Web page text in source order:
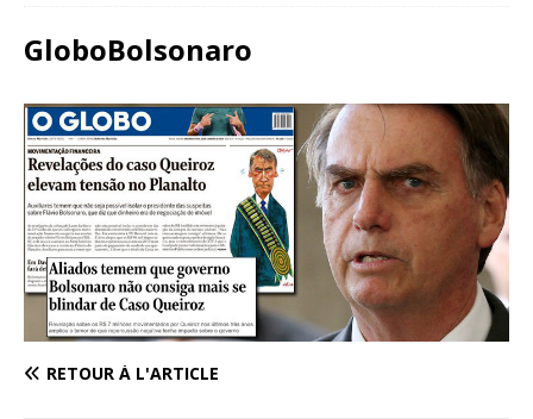
GloboBolsonaro
RETOUR À L'ARTICLE